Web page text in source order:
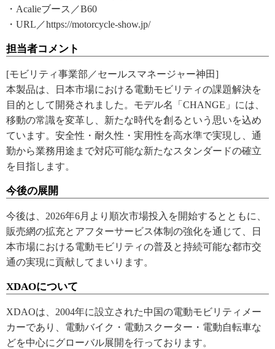
・Acalieブース／B60
・URL／https://motorcycle-show.jp/
担当者コメント
[モビリティ事業部／セールスマネージャー神田]
本製品は、日本市場における電動モビリティの課題解決を
目的として開発されました。モデル名「CHANGE」には、
移動の常識を変革し、新たな時代を創るという思いを込め
ています。安全性・耐久性・実用性を高水準で実現し、通
勤から業務用途まで対応可能な新たなスタンダードの確立
を目指します。
今後の展開
今後は、2026年6月より順次市場投入を開始するとともに、
販売網の拡充とアフターサービス体制の強化を通じて、日
本市場における電動モビリティの普及と持続可能な都市交
通の実現に貢献してまいります。
XDAOについて
XDAOは、2004年に設立された中国の電動モビリティメー
カーであり、電動バイク・電動スクーター・電動自転車な
どを中心にグローバル展開を行っております。